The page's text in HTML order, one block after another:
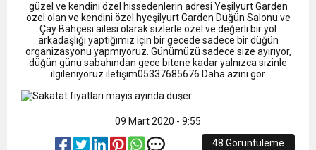
Tamamladı
18:59 Trabzonspor Mitongo Transferini KAP’a Bildirdi
22:58
güzel ve kendini özel hissedenlerin adresi Yeşilyurt Garden
özel olan ve kendini özel hyeşilyurt Garden Düğün Salonu ve
Çay Bahçesi ailesi olarak sizlerle özel ve değerli bir yol
arkadaşlığı yaptığımız için bir gecede sadece bir düğün
organizasyonu yapmıyoruz. Günümüzü sadece size ayırıyor,
düğün günü sabahından gece bitene kadar yalnızca sizinle
ilgileniyoruz.ıletışim05337685676 Daha azını gör
09 Mart 2020 - 9:55
48 Görüntüleme